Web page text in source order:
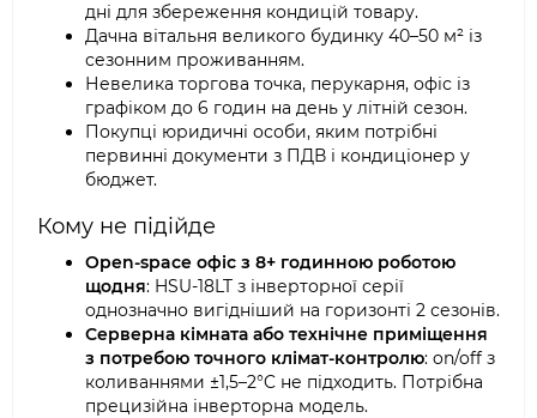
дні для збереження кондицій товару.
Дачна вітальня великого будинку 40–50 м² із
сезонним проживанням.
Невелика торгова точка, перукарня, офіс із
графіком до 6 годин на день у літній сезон.
Покупці юридичні особи, яким потрібні
первинні документи з ПДВ і кондиціонер у
бюджет.
Кому не підійде
Open-space офіс з 8+ годинною роботою
щодня: HSU-18LT з інверторної серії
однозначно вигідніший на горизонті 2 сезонів.
Серверна кімната або технічне приміщення
з потребою точного клімат-контролю: on/off з
коливаннями ±1,5–2°C не підходить. Потрібна
прецизійна інверторна модель.